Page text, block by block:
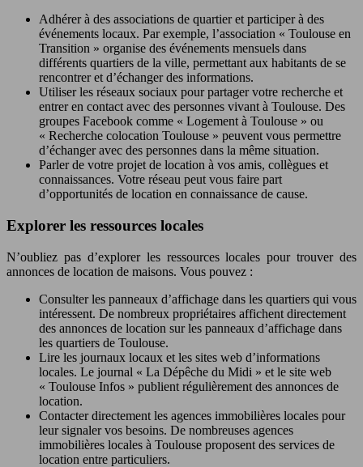
Adhérer à des associations de quartier et participer à des
événements locaux. Par exemple, l’association « Toulouse en
Transition » organise des événements mensuels dans
différents quartiers de la ville, permettant aux habitants de se
rencontrer et d’échanger des informations.
Utiliser les réseaux sociaux pour partager votre recherche et
entrer en contact avec des personnes vivant à Toulouse. Des
groupes Facebook comme « Logement à Toulouse » ou
« Recherche colocation Toulouse » peuvent vous permettre
d’échanger avec des personnes dans la même situation.
Parler de votre projet de location à vos amis, collègues et
connaissances. Votre réseau peut vous faire part
d’opportunités de location en connaissance de cause.
Explorer les ressources locales
N’oubliez pas d’explorer les ressources locales pour trouver des
annonces de location de maisons. Vous pouvez :
Consulter les panneaux d’affichage dans les quartiers qui vous
intéressent. De nombreux propriétaires affichent directement
des annonces de location sur les panneaux d’affichage dans
les quartiers de Toulouse.
Lire les journaux locaux et les sites web d’informations
locales. Le journal « La Dépêche du Midi » et le site web
« Toulouse Infos » publient régulièrement des annonces de
location.
Contacter directement les agences immobilières locales pour
leur signaler vos besoins. De nombreuses agences
immobilières locales à Toulouse proposent des services de
location entre particuliers.